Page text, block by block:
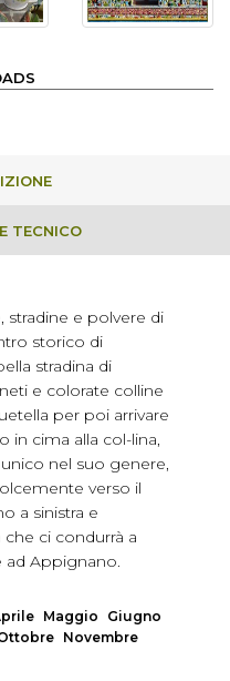
TECNICO
stradine e polvere di
storico di
stradina di
e colorate colline
per poi arrivare
in cima alla col-lina,
nel suo genere,
verso il
a sinistra e
ci condurrà a
ad Appignano.
Maggio
Giugno
Novembre